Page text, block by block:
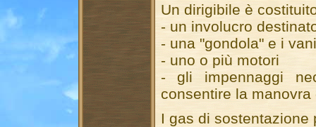
Un dirigibile è
- un involucro
- una "gondola" e i
- uno o più motori
- gli impennaggi
consentire la
I gas di sostentazione